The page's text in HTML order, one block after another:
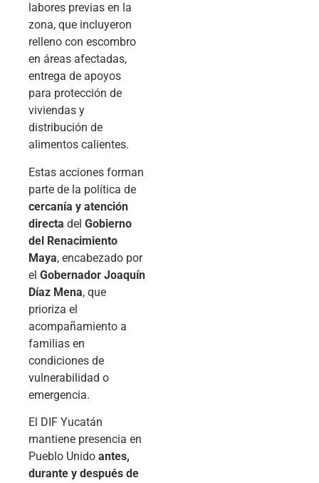
labores previas en la
zona, que incluyeron
relleno con escombro
en áreas afectadas,
entrega de apoyos
para protección de
viviendas y
distribución de
alimentos calientes.
Estas acciones forman
parte de la política de
cercanía y atención
directa del Gobierno
del Renacimiento
Maya, encabezado por
el Gobernador Joaquín
Díaz Mena, que
prioriza el
acompañamiento a
familias en
condiciones de
vulnerabilidad o
emergencia.
El DIF Yucatán
mantiene presencia en
Pueblo Unido antes,
durante y después de